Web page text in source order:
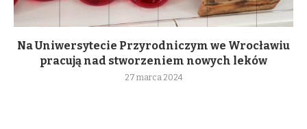
Na Uniwersytecie Przyrodniczym we Wrocławiu
pracują nad stworzeniem nowych leków
27 marca 2024